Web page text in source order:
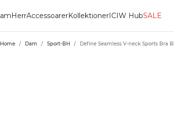
HerrAccessoarerKollektionerICIW HubSALE
Home / Dam / Sport-BH / Define Seamless V-neck Sports Bra